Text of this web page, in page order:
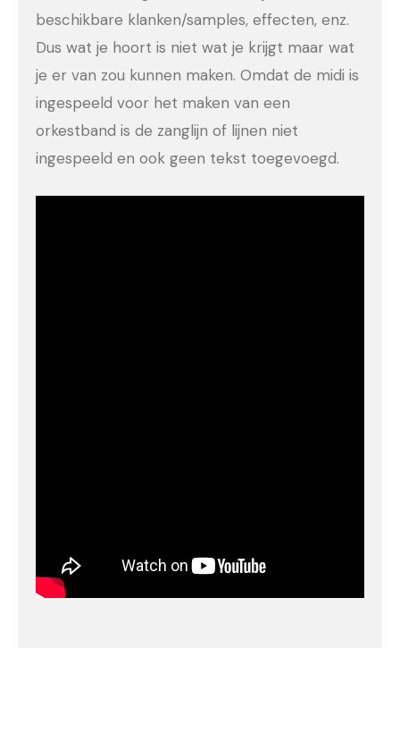
beschikbare klanken/samples, effecten, enz.
Dus wat je hoort is niet wat je krijgt maar wat
je er van zou kunnen maken. Omdat de midi is
ingespeeld voor het maken van een
orkestband is de zanglijn of lijnen niet
ingespeeld en ook geen tekst toegevoegd.